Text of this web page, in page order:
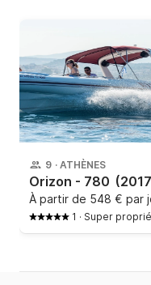
9 · ATHÈNES
Orizon - 780
À partir de 548 € par
1 · Super